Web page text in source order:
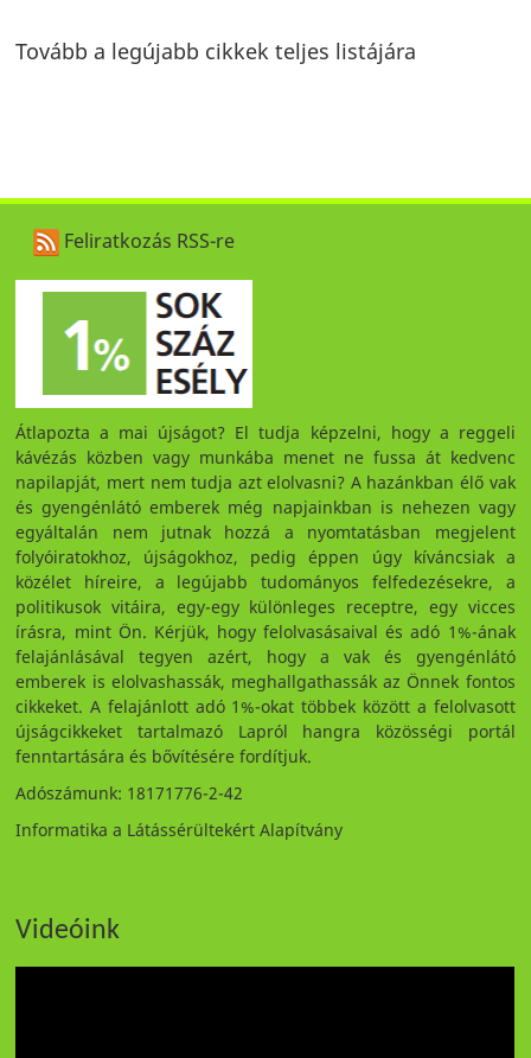
Tovább a legújabb cikkek teljes listájára
Feliratkozás RSS-re
Átlapozta a mai újságot? El tudja képzelni, hogy a reggeli
kávézás közben vagy munkába menet ne fussa át kedvenc
napilapját, mert nem tudja azt elolvasni? A hazánkban élő vak
és gyengénlátó emberek még napjainkban is nehezen vagy
egyáltalán nem jutnak hozzá a nyomtatásban megjelent
folyóiratokhoz, újságokhoz, pedig éppen úgy kíváncsiak a
közélet híreire, a legújabb tudományos felfedezésekre, a
politikusok vitáira, egy-egy különleges receptre, egy vicces
írásra, mint Ön. Kérjük, hogy felolvasásaival és adó 1%-ának
felajánlásával tegyen azért, hogy a vak és gyengénlátó
emberek is elolvashassák, meghallgathassák az Önnek fontos
cikkeket. A felajánlott adó 1%-okat többek között a felolvasott
újságcikkeket tartalmazó Lapról hangra közösségi portál
fenntartására és bővítésére fordítjuk.
Adószámunk: 18171776-2-42
Informatika a Látássérültekért Alapítvány
Videóink